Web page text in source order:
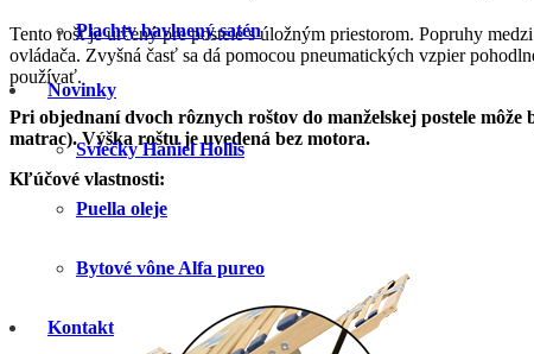
Plachty bavlnený satén
Novinky
Sviečky Haniel Hollis
Puella oleje
Bytové vône Alfa pureo
Kontakt
Tento rošt je určený pre postele s úložným priestorom. Popruhy
ovládača. Zvyšná časť sa dá pomocou pneumatických vzpier
používať.
Pri objednaní dvoch rôznych roštov do manželskej postele
matrac). Výška roštu je uvedená bez motora.
Kľúčové vlastnosti: